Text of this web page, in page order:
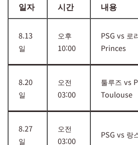
일자 시간 내용
8.13
일
오후
10:00
PSG vs 로
Princes
8.20
일
오전
03:00
툴루즈 vs
Toulouse
8.27
일
오전
03:00
PSG vs 랑